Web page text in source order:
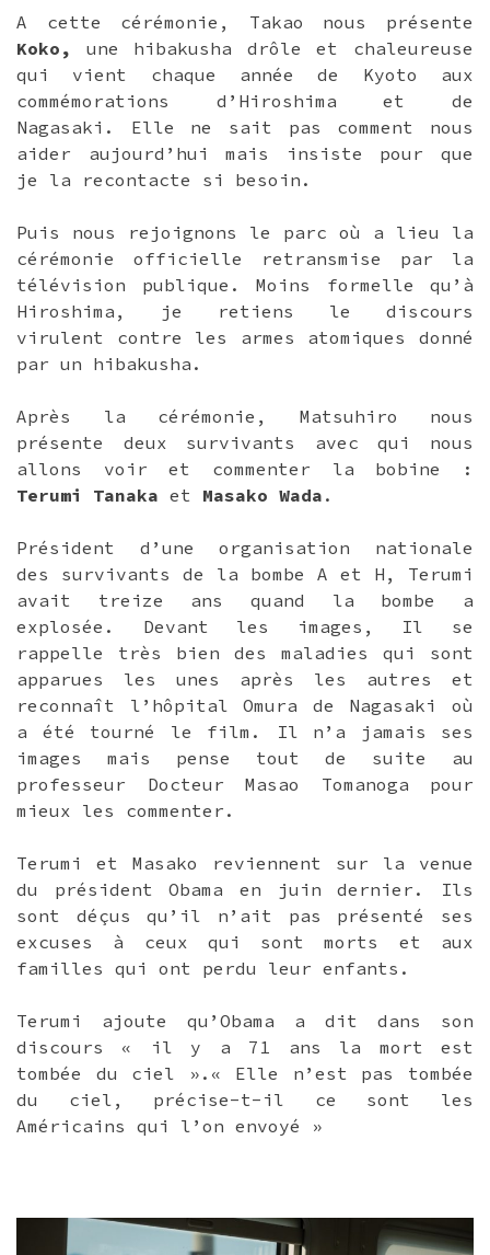
A cette cérémonie, Takao nous présente
Koko, une hibakusha drôle et chaleureuse
qui vient chaque année de Kyoto aux
commémorations d’Hiroshima et de
Nagasaki. Elle ne sait pas comment nous
aider aujourd’hui mais insiste pour que
je la recontacte si besoin.
Puis nous rejoignons le parc où a lieu la
cérémonie officielle retransmise par la
télévision publique. Moins formelle qu’à
Hiroshima, je retiens le discours
virulent contre les armes atomiques donné
par un hibakusha.
Après la cérémonie, Matsuhiro nous
présente deux survivants avec qui nous
allons voir et commenter la bobine :
Terumi Tanaka et Masako Wada .
Président d’une organisation nationale
des survivants de la bombe A et H, Terumi
avait treize ans quand la bombe a
explosée. Devant les images, Il se
rappelle très bien des maladies qui sont
apparues les unes après les autres et
reconnaît l’hôpital Omura de Nagasaki où
a été tourné le film. Il n’a jamais ses
images mais pense tout de suite au
professeur Docteur Masao Tomanoga pour
mieux les commenter.
Terumi et Masako reviennent sur la venue
du président Obama en juin dernier. Ils
sont déçus qu’il n’ait pas présenté ses
excuses à ceux qui sont morts et aux
familles qui ont perdu leur enfants.
Terumi ajoute qu’Obama a dit dans son
discours « il y a 71 ans la mort est
tombée du ciel ».« Elle n’est pas tombée
du ciel, précise-t-il ce sont les
Américains qui l’on envoyé »